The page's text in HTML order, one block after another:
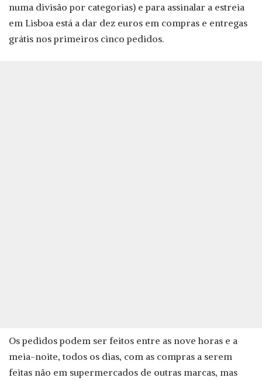
numa divisão por categorias) e para assinalar a estreia
em Lisboa está a dar dez euros em compras e entregas
grátis nos primeiros cinco pedidos.
Os pedidos podem ser feitos entre as nove horas e a
meia-noite, todos os dias, com as compras a serem
feitas não em supermercados de outras marcas, mas